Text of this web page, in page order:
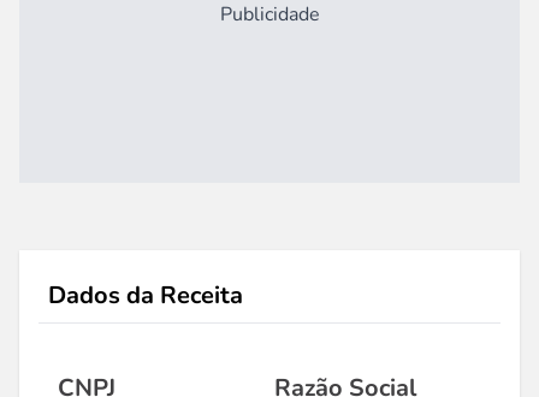
Publicidade
Dados da Receita
CNPJ Razão Social